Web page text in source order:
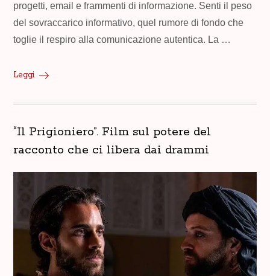
progetti, email e frammenti di informazione. Senti il peso
del sovraccarico informativo, quel rumore di fondo che
toglie il respiro alla comunicazione autentica. La …
Leggi
“Il Prigioniero”. Film sul potere del
racconto che ci libera dai drammi